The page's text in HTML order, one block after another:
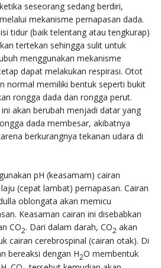
seseorang sedang berdiri,
mekanisme pernapasan dada.
tidur (baik telentang atau tengkurap)
tertekan sehingga sulit untuk
menggunakan mekanisme
dapat melakukan respirasi. Otot
normal memiliki bentuk seperti bukit
rongga dada dan rongga perut.
akan berubah menjadi datar yang
dada membesar, akibatnya
berkurangnya tekanan udara di
pH (keasamam) cairan
(cepat lambat) pernapasan. Cairan
oblongata akan memicu
Keasaman cairan ini disebabkan
CO2. Dari dalam darah, CO2 akan
cairan cerebrospinal (cairan otak). Di
bereaksi dengan H2O membentuk